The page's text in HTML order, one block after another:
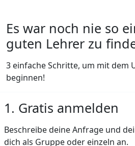
Es war noch nie so
guten Lehrer zu
3 einfache Schritte, um mit dem
beginnen!
1. Gratis anmelden
Beschreibe deine Anfrage und
dich als Gruppe oder einzeln an.